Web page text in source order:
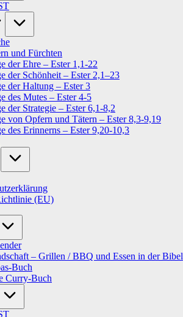
und Fürchten
der Ehre – Ester 1,1-22
der Schönheit – Ester 2,1–23
der Haltung – Ester 3
des Mutes – Ester 4-5
der Strategie – Ester 6,1-8,2
von Opfern und Tätern – Ester 8,3-9,19
des Erinnerns – Ester 9,20-10,3
(EU)
– Grillen / BBQ und Essen in der Bibel
Buch
Curry-Buch